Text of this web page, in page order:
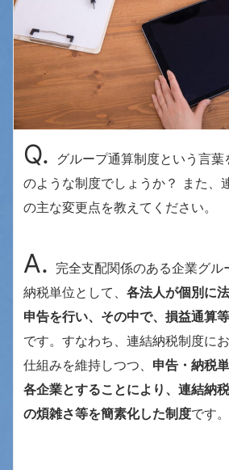
Q. グループ通算制度という言
のような制度でしょうか？ また、
の主な変更点を教えてください。
A. 完全支配関係のある企業グル
納税単位として、 各法人が個別に
申告を行い、その中で、損益通算
です。すなわち、連結納税制度に
仕組みを維持しつつ、 申告・納税
各企業とすることにより、連結納
の煩雑さ等を簡素化した制度です。